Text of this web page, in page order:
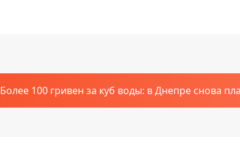
Более 100 гривен за куб воды: в Днепре снова